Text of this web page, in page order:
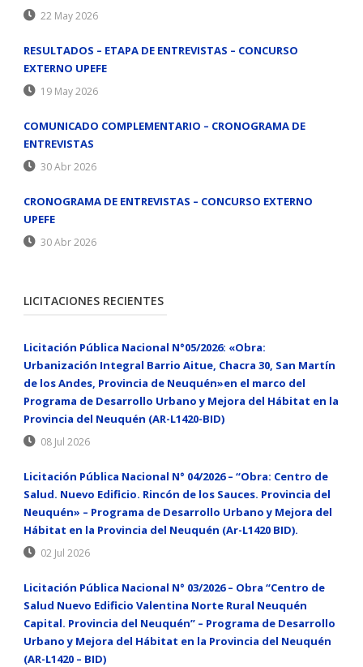
22 May 2026
RESULTADOS – ETAPA DE ENTREVISTAS – CONCURSO
EXTERNO UPEFE
19 May 2026
COMUNICADO COMPLEMENTARIO – CRONOGRAMA DE
ENTREVISTAS
30 Abr 2026
CRONOGRAMA DE ENTREVISTAS – CONCURSO EXTERNO
UPEFE
30 Abr 2026
LICITACIONES RECIENTES
Licitación Pública Nacional N°05/2026: «Obra:
Urbanización Integral Barrio Aitue, Chacra 30, San Martín
de los Andes, Provincia de Neuquén»en el marco del
Programa de Desarrollo Urbano y Mejora del Hábitat en la
Provincia del Neuquén (AR-L1420-BID)
08 Jul 2026
Licitación Pública Nacional N° 04/2026 – “Obra: Centro de
Salud. Nuevo Edificio. Rincón de los Sauces. Provincia del
Neuquén» – Programa de Desarrollo Urbano y Mejora del
Hábitat en la Provincia del Neuquén (Ar-L1420 BID).
02 Jul 2026
Licitación Pública Nacional N° 03/2026 – Obra “Centro de
Salud Nuevo Edificio Valentina Norte Rural Neuquén
Capital. Provincia del Neuquén” – Programa de Desarrollo
Urbano y Mejora del Hábitat en la Provincia del Neuquén
(AR-L1420 – BID)